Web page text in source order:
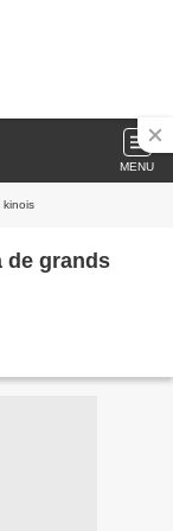
MENU
kinois
de grands